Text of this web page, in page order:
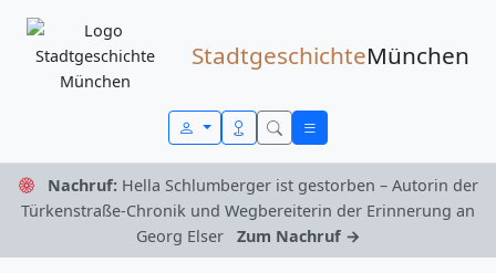
StadtgeschichteMünchen
Nachruf: Hella Schlumberger ist gestorben – Autorin der
Türkenstraße-Chronik und Wegbereiterin der Erinnerung an
Georg Elser
Zum Nachruf →